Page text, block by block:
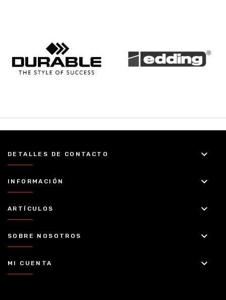
DETALLES DE CONTACTO keyboard_arrow_down
INFORMACIÓN keyboard_arrow_down
ARTÍCULOS keyboard_arrow_down
SOBRE NOSOTROS keyboard_arrow_down
MI CUENTA keyboard_arrow_down